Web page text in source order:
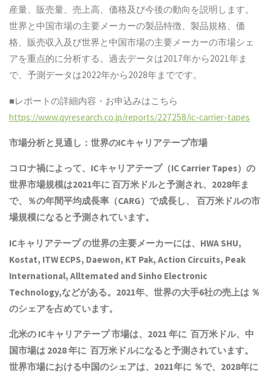
産量、販売量、売上高、価格及び今後の動向を説明します。
世界と中国市場の主要メーカーの製品特徴、製品規格、価
格、販売収入及び世界と中国市場の主要メーカーの市場シェ
アを重点的に分析する。過去データは2017年から2021年ま
で、予測データは2022年から2028年までです。
■レポートの詳細内容・お申込みはこちら
https://www.qyresearch.co.jp/reports/227258/ic-carrier-tapes
市場分析と見通し：世界のICキャリアテープ市場
コロナ禍によって、ICキャリアテープ（IC Carrier Tapes）の
世界市場規模は2021年に 百万米ドルと予測され、2028年ま
で、％の年間平均成長率（CARG）で成長し、 百万米ドルの市
場規模になると予測されています。
ICキャリアテープ の世界の主要メーカーには、HWA SHU,
Kostat, ITW ECPS, Daewon, KT Pak, Action Circuits, Peak
International, Alltemated and Sinho Electronic
Technology,などがある。2021年、世界の大手6社の売上は ％
のシェアを占めています。
北米の ICキャリアテープ 市場は、2021 年に 百万米ドル、中
国市場は 2028 年に 百万米ドルになると予測されています。
世界市場における中国のシェアは、2021年に ％で、2028年に